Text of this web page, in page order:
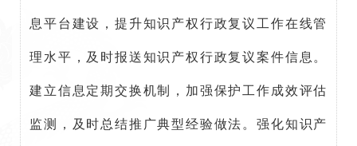
息平台建设，提升知识产权行政复议工作在线管
理水平，及时报送知识产权行政复议案件信息。
建立信息定期交换机制，加强保护工作成效评估
监测，及时总结推广典型经验做法。强化知识产